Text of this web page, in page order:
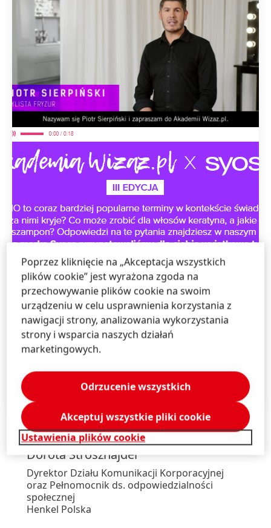
Wysoka rozdz.
Dodaj do ulubionych
Dorota Strosznajder
Dyrektor Działu Komunikacji Korporacyjnej
oraz Pełnomocnik ds. odpowiedzialności
społecznej
Henkel Polska
Poprzez kliknięcie na „Akceptacja wszystkich
plików cookie” jest wyrażona zgoda na
przechowywanie plików cookie na swoim
urządzeniu w celu usprawnienia korzystania z
nawigacji strony, analizowania wykorzystania
strony i wsparcia naszych działań
marketingowych.
Ustawienia plików cookie
Odrzucenie wszystkich
Akceptuj wszystkie pliki cookie